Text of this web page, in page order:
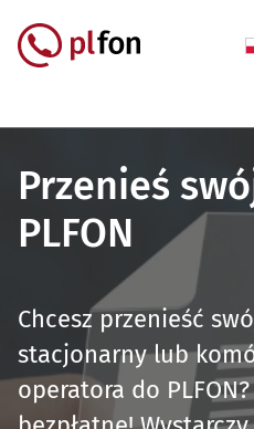
Przenieś
PLFON
Chcesz przenieść
stacjonarny lub
operatora do